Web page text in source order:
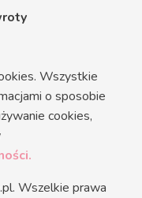
Wszystkie
o sposobie
cookies,
Wszelkie prawa